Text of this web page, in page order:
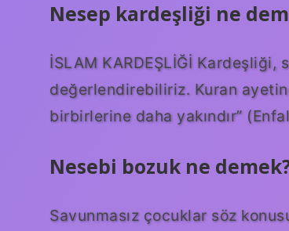
Nesep kardeşliği ne
İSLAM KARDEŞLİĞİ Kardeşliği,
değerlendirebiliriz. Kuran
birbirlerine daha yakındır”
Nesebi bozuk ne
Savunmasız çocuklar söz